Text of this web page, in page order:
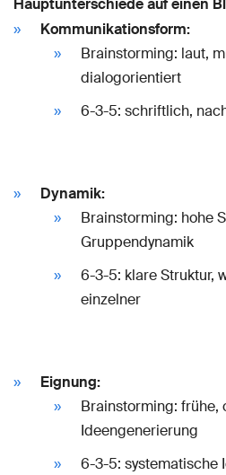
Hauptunterschiede auf einen
Kommunikationsform:
Brainstorming: laut,
dialogorientiert
6-3-5: schriftlich,
Dynamik:
Brainstorming: hohe
Gruppendynamik
6-3-5: klare Struktur,
einzelner
Eignung:
Brainstorming: frühe,
Ideengenerierung
6-3-5: systematische